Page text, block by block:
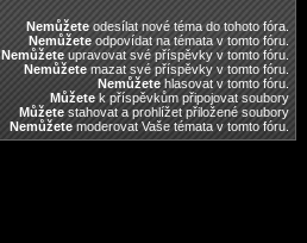
Nemůžeteodesílat nové téma do tohoto fóra.
Nemůžeteodpovídat na témata v tomto fóru.
Nemůžete upravovat své příspěvky v tomto fóru.
Nemůžete mazat své příspěvky v tomto fóru.
Nemůžete hlasovat v tomto fóru.
Můžete k příspěvkům připojovat soubory
Můžete stahovat a prohlížet přiložené soubory
Nemůžete moderovat Vaše témata v tomto fóru.